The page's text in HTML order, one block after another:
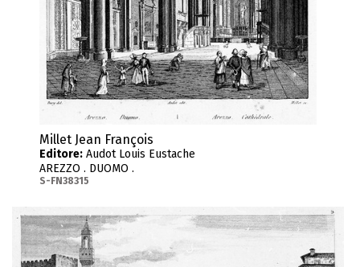
Millet Jean François
Editore:Audot Louis Eustache
AREZZO . DUOMO .
S-FN38315